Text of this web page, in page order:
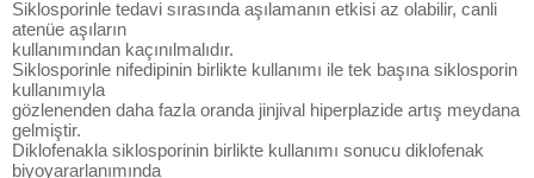
Siklosporinle tedavi sırasında aşılamanın etkisi az olabilir, canli
atenüe aşıların
kullanımından kaçınılmalıdır.
Siklosporinle nifedipinin birlikte kullanımı ile tek başına siklosporin
kullanımıyla
gözlenenden daha fazla oranda jinjival hiperplazide artış meydana
gelmiştir.
Diklofenakla siklosporinin birlikte kullanımı sonucu diklofenak
biyoyararlanımında